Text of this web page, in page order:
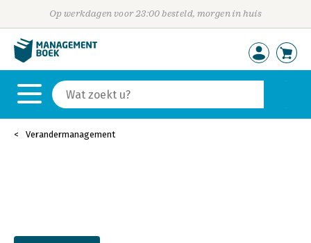
Op werkdagen voor 23:00 besteld, morgen in huis
Verandermanagement